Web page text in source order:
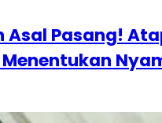
Asal Pasang!
Menentukan